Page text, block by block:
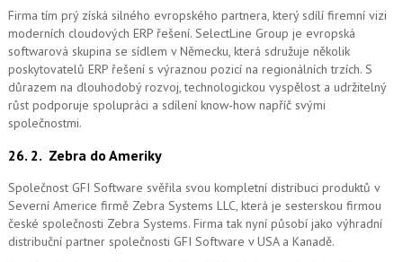
Firma tím prý získá silného evropského partnera, který sdílí firemní vizi
moderních cloudových ERP řešení. SelectLine Group je evropská
softwarová skupina se sídlem v Německu, která sdružuje několik
poskytovatelů ERP řešení s výraznou pozicí na regionálních trzích. S
důrazem na dlouhodobý rozvoj, technologickou vyspělost a udržitelný
růst podporuje spolupráci a sdílení know-how napříč svými
společnostmi.
26. 2. Zebra do Ameriky
Společnost GFI Software svěřila svou kompletní distribuci produktů v
Severní Americe firmě Zebra Systems LLC, která je sesterskou firmou
české společnosti Zebra Systems. Firma tak nyní působí jako výhradní
distribuční partner společnosti GFI Software v USA a Kanadě.